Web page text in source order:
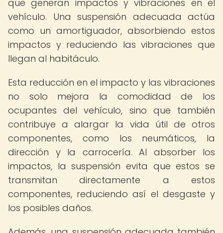
que generan impactos y vibraciones en el
vehículo. Una suspensión adecuada actúa
como un amortiguador, absorbiendo estos
impactos y reduciendo las vibraciones que
llegan al habitáculo.
Esta reducción en el impacto y las vibraciones
no solo mejora la comodidad de los
ocupantes del vehículo, sino que también
contribuye a alargar la vida útil de otros
componentes, como los neumáticos, la
dirección y la carrocería. Al absorber los
impactos, la suspensión evita que estos se
transmitan directamente a estos
componentes, reduciendo así el desgaste y
los posibles daños.